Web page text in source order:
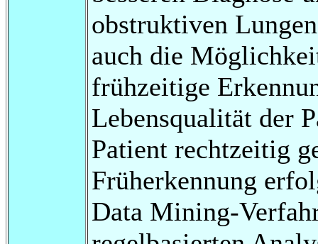
obstruktiven
auch die
frühzeitige
Lebensqualität der
Patient rechtzeitig
Früherkennung
Data Mining-